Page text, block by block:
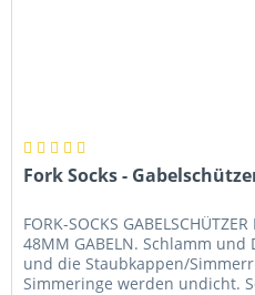
Fork Socks -
FORK-SOCKS
48MM GABELN. Schlamm
und die Staubkappen/
Simmeringe werden undicht.